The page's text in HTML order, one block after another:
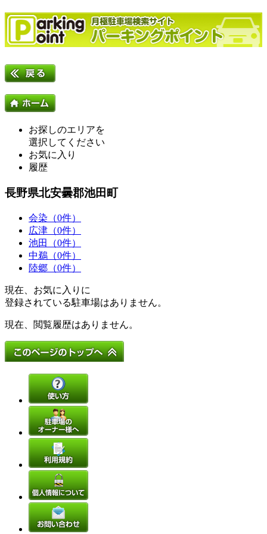
お探しのエリアを
選択してください
お気に入り
履歴
長野県北安曇郡池田町
会染（0件）
広津（0件）
池田（0件）
中鵜（0件）
陸郷（0件）
現在、お気に入りに
登録されている駐車場はありません。
現在、閲覧履歴はありません。